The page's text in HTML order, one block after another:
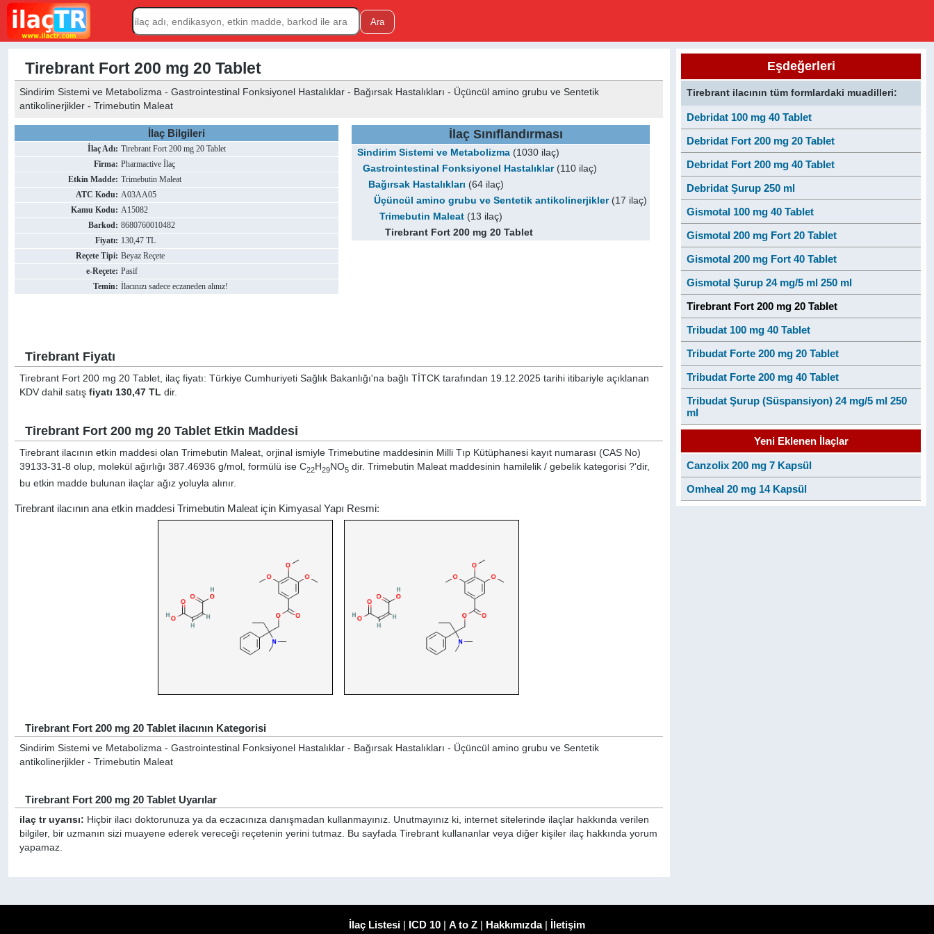
Tirebrant Fort 200 mg 20 Tablet
Sindirim Sistemi ve Metabolizma - Gastrointestinal Fonksiyonel Hastalıklar - Bağırsak Hastalıkları - Üçüncül amino grubu ve Sentetik
antikolinerjikler - Trimebutin Maleat
İlaç Bilgileri
İlaç Adı: Tirebrant Fort 200 mg 20 Tablet
Firma: Pharmactive İlaç
Etkin Madde: Trimebutin Maleat
ATC Kodu: A03AA05
Kamu Kodu: A15082
Barkod: 8680760010482
Fiyatı: 130,47 TL
Reçete Tipi: Beyaz Reçete
e-Reçete: Pasif
Temin: İlacınızı sadece eczaneden alınız!
İlaç Sınıflandırması
Sindirim Sistemi ve Metabolizma (1030 ilaç)
Gastrointestinal Fonksiyonel Hastalıklar(110 ilaç)
Bağırsak Hastalıkları (64 ilaç)
Üçüncül amino grubu ve Sentetik antikolinerjikler(17 ilaç)
Trimebutin Maleat (13 ilaç)
Tirebrant Fort 200 mg 20 Tablet
Tirebrant Fiyatı
Tirebrant Fort 200 mg 20 Tablet, ilaç fiyatı: Türkiye Cumhuriyeti Sağlık Bakanlığı'na bağlı TİTCK tarafından 19.12.2025 tarihi itibariyle açıklanan
KDV dahil satışfiyatı 130,47 TL dir.
Tirebrant Fort 200 mg 20 Tablet Etkin Maddesi
Tirebrant ilacının etkin maddesi olan Trimebutin Maleat, orjinal ismiyleTrimebutine maddesinin Milli Tıp Kütüphanesi kayıt numarası (CAS No)
39133-31-8 olup, molekül ağırlığı 387.46936 g/mol, formülü ise C22H29NO5 dir. Trimebutin Maleat maddesinin hamilelik / gebelik kategorisi ?'dir,
bu etkin madde bulunan ilaçlar ağız yoluyla alınır.
Tirebrant ilacının ana etkin maddesi Trimebutin Maleat için Kimyasal Yapı Resmi:
Tirebrant Fort 200 mg 20 Tablet ilacının Kategorisi
Sindirim Sistemi ve Metabolizma - Gastrointestinal Fonksiyonel Hastalıklar - Bağırsak Hastalıkları - Üçüncül amino grubu ve Sentetik
antikolinerjikler - Trimebutin Maleat
Tirebrant Fort 200 mg 20 Tablet Uyarılar
ilaç tr uyarısı: Hiçbir ilacı doktorunuza ya da eczacınıza danışmadan kullanmayınız. Unutmayınız ki, internet sitelerinde ilaçlar hakkında verilen
bilgiler, bir uzmanın sizi muayene ederek vereceği reçetenin yerini tutmaz. Bu sayfada Tirebrant kullananlar veya diğer kişiler ilaç hakkında yorum
yapamaz.
Eşdeğerleri
Tirebrant ilacının tüm formlardaki muadilleri:
Debridat 100 mg 40 Tablet
Debridat Fort 200 mg 20 Tablet
Debridat Fort 200 mg 40 Tablet
Debridat Şurup 250 ml
Gismotal 100 mg 40 Tablet
Gismotal 200 mg Fort 20 Tablet
Gismotal 200 mg Fort 40 Tablet
Gismotal Şurup 24 mg/5 ml 250 ml
Tirebrant Fort 200 mg 20 Tablet
Tribudat 100 mg 40 Tablet
Tribudat Forte 200 mg 20 Tablet
Tribudat Forte 200 mg 40 Tablet
Tribudat Şurup (Süspansiyon) 24 mg/5 ml 250
ml
Yeni Eklenen İlaçlar
Canzolix 200 mg 7 Kapsül
Omheal 20 mg 14 Kapsül
İlaç Listesi | ICD 10 | A to Z | Hakkımızda| İletişim